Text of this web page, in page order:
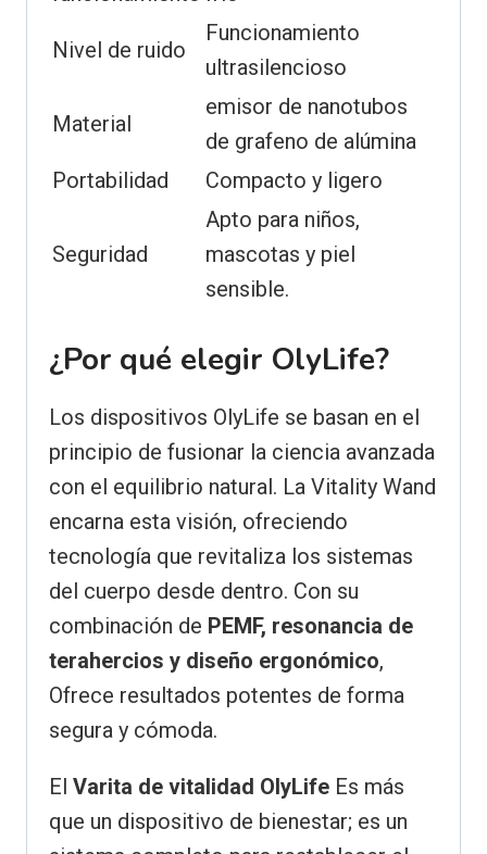
Nivel de ruido
Funcionamiento
ultrasilencioso
Material
emisor de nanotubos
de grafeno de alúmina
Portabilidad
Compacto y ligero
Seguridad
Apto para niños,
mascotas y piel
sensible.
¿Por qué elegir OlyLife?
Los dispositivos OlyLife se basan en el
principio de fusionar la ciencia avanzada
con el equilibrio natural. La Vitality Wand
encarna esta visión, ofreciendo
tecnología que revitaliza los sistemas
del cuerpo desde dentro. Con su
combinación de PEMF, resonancia de
terahercios y diseño ergonómico,
Ofrece resultados potentes de forma
segura y cómoda.
El Varita de vitalidad OlyLife Es más
que un dispositivo de bienestar; es un